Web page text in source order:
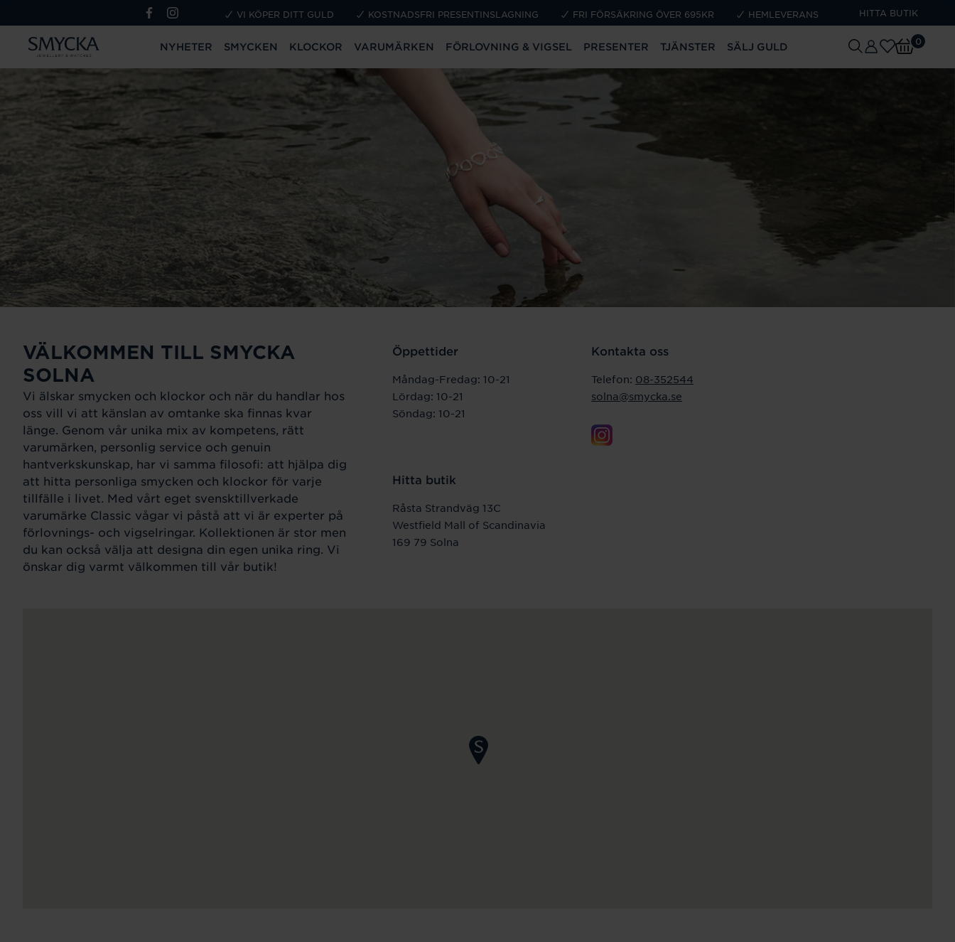
VI KÖPER DITT GULD KOSTNADSFRI PRESENTINSLAGNING FRI FÖRSÄKRING ÖVER 695KR HEMLEVERANS HITTA BUTIK
NYHETER SMYCKEN KLOCKOR VARUMÄRKEN FÖRLOVNING & VIGSEL PRESENTER TJÄNSTER SÄLJ GULD 0
VÄLKOMMEN TILL SMYCKA
SOLNA
Vi älskar smycken och klockor och när du handlar hos
oss vill vi att känslan av omtanke ska finnas kvar
länge. Genom vår unika mix av kompetens, rätt
varumärken, personlig service och genuin
hantverkskunskap, har vi samma filosofi: att hjälpa dig
att hitta personliga smycken och klockor för varje
tillfälle i livet. Med vårt eget svensktillverkade
varumärke Classic vågar vi påstå att vi är experter på
förlovnings- och vigselringar. Kollektionen är stor men
du kan också välja att designa din egen unika ring. Vi
önskar dig varmt välkommen till vår butik!
Öppettider
Måndag-Fredag: 10-21
Lördag: 10-21
Söndag: 10-21
Kontakta oss
Telefon: 08-352544
solna@smycka.se
Hitta butik
Råsta Strandväg 13C
Westfield Mall of Scandinavia
169 79 Solna